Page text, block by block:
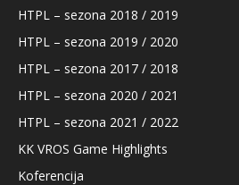
HTPL – sezona 2018 / 2019
HTPL – sezona 2019 / 2020
HTPL – sezona 2017 / 2018
HTPL – sezona 2020 / 2021
HTPL – sezona 2021 / 2022
KK VROS Game Highlights
Koferencija